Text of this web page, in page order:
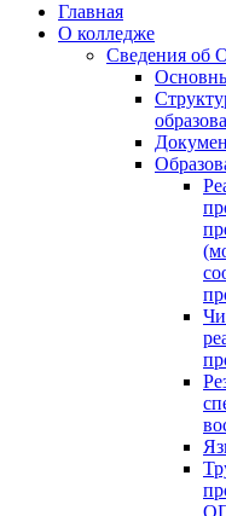
Главная
О колледже
Сведения об